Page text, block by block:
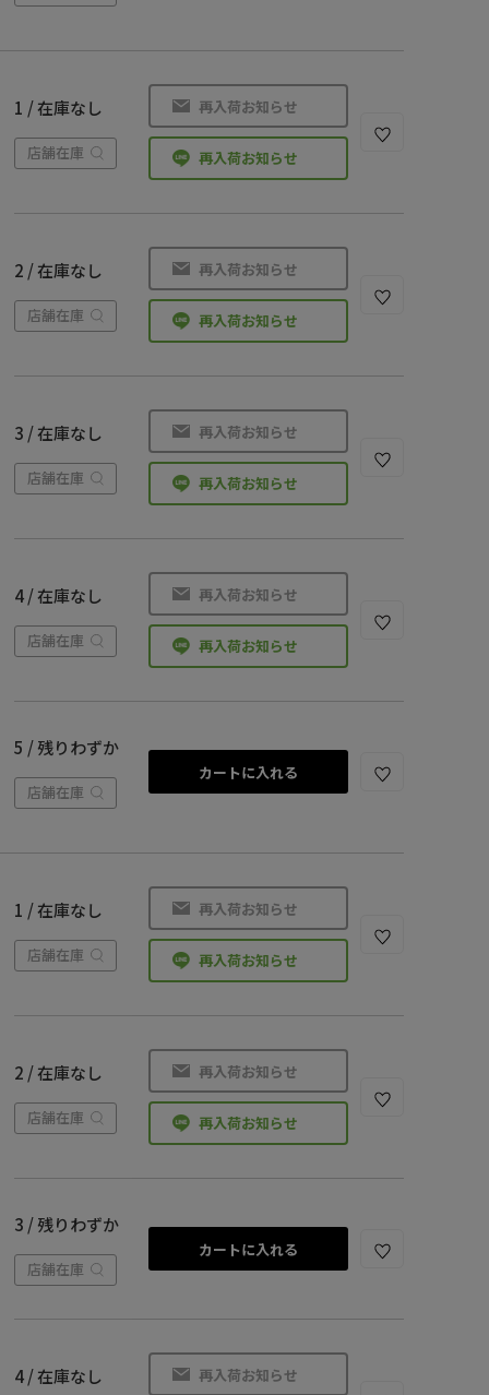
1 / 在庫なし
店舗在庫
再入荷お知らせ
再入荷お知らせ
2 / 在庫なし
店舗在庫
再入荷お知らせ
再入荷お知らせ
3 / 在庫なし
店舗在庫
再入荷お知らせ
再入荷お知らせ
4 / 在庫なし
店舗在庫
再入荷お知らせ
再入荷お知らせ
5 / 残りわずか
店舗在庫
カートに入れる
1 / 在庫なし
店舗在庫
再入荷お知らせ
再入荷お知らせ
2 / 在庫なし
店舗在庫
再入荷お知らせ
再入荷お知らせ
3 / 残りわずか
店舗在庫
カートに入れる
4 / 在庫なし 再入荷お知らせ